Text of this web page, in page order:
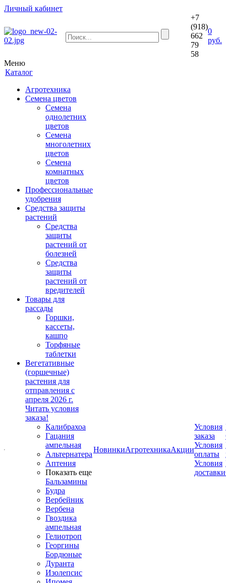
Личный кабинет
+7
(918)
662
79
58
0
руб.
Меню
Каталог
Агротехника
Семена цветов
Семена
однолетних
цветов
Семена
многолетних
цветов
Семена
комнатных
цветов
Профессиональные
удобрения
Средства защиты
растений
Средства
защиты
растений от
болезней
Средства
защиты
растений от
вредителей
Товары для
рассады
Горшки,
кассеты,
кашпо
Торфяные
таблетки
Вегетативные
(горшечные)
растения для
отправления с
апреля 2026 г.
Читать условия
заказа!
Калибрахоа
Гацания
ампельная
Альтернатера
Аптения
Показать еще
Бальзамины
Будра
Вербейник
Вербена
Гвоздика
ампельная
Гелиотроп
Георгины
Бордюные
Дуранта
Изолепсис
НовинкиАгротехникаАкции
Условия
заказа
Условия
оплаты
Условия
доставки